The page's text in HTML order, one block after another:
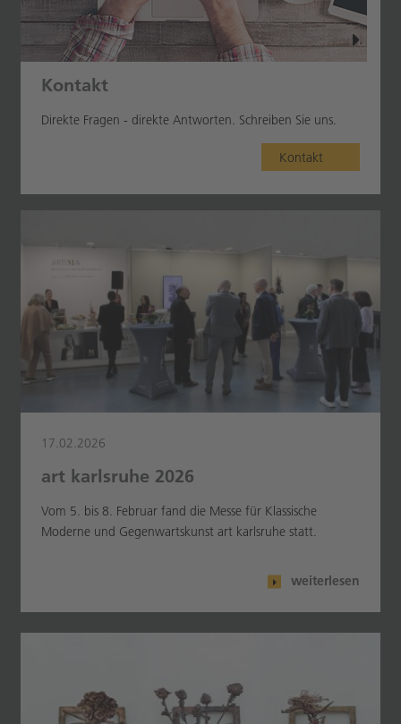
Kontakt
Direkte Fragen - direkte Antworten. Schreiben Sie uns.
Kontakt
17.02.2026
art karlsruhe 2026
Vom 5. bis 8. Februar fand die Messe für Klassische
Moderne und Gegenwartskunst art karlsruhe statt.
weiterlesen